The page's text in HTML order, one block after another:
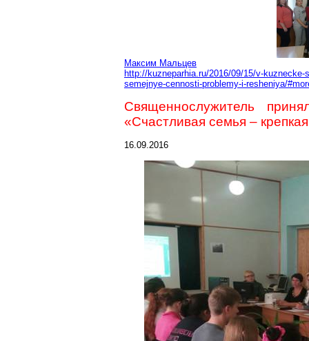
Максим Мальцев
http://kuzneparhia.ru/2016/09/15/v-
semejnye-cennosti-problemy-i-resheniya/
Священнослужитель
«Счастливая семья –
16.09.2016